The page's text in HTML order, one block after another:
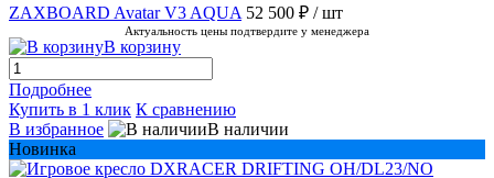
ZAXBOARD Avatar V3 AQUA 52 500 ₽ / шт
Актуальность цены подтвердите у менеджера
В корзину
Подробнее
Купить в 1 клик К сравнению
В избранное
В наличии
Новинка